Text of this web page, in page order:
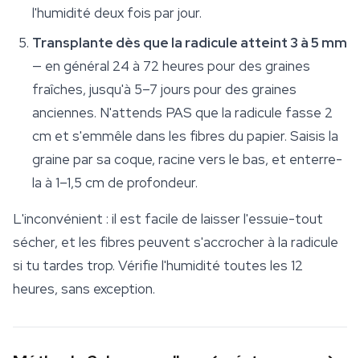
l'humidité deux fois par jour.
Transplante dès que la radicule atteint 3 à 5 mm
— en général 24 à 72 heures pour des graines
fraîches, jusqu'à 5–7 jours pour des graines
anciennes. N'attends PAS que la radicule fasse 2
cm et s'emmêle dans les fibres du papier. Saisis la
graine par sa coque, racine vers le bas, et enterre-
la à 1–1,5 cm de profondeur.
L'inconvénient : il est facile de laisser l'essuie-tout
sécher, et les fibres peuvent s'accrocher à la radicule
si tu tardes trop. Vérifie l'humidité toutes les 12
heures, sans exception.